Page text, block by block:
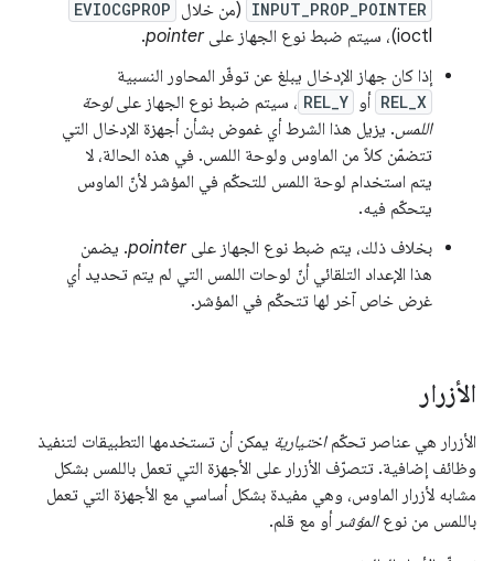
INPUT_PROP_POINTER (من خلال EVIOCGPROP
ioctl)، سيتم ضبط نوع الجهاز على pointer
.
إذا كان جهاز الإدخال يبلغ عن توفّر المحاور النسبية
REL_X أو REL_Y ، سيتم ضبط نوع الجهاز علىلوحة
اللمس. يزيل هذا الشرط أي غموض بشأن أجهزة الإدخال التي
تتضمّن كلاً من الماوس ولوحة اللمس. في هذه الحالة، لا
يتم استخدام لوحة اللمس للتحكّم في المؤشر لأنّ الماوس
يتحكّم فيه.
بخلاف ذلك، يتم ضبط نوع الجهاز علىpointer. يضمن
هذا الإعداد التلقائي أنّ لوحات اللمس التي لم يتم تحديد أي
غرض خاص آخر لها تتحكّم في المؤشر.
الأزرار
الأزرار هي عناصر تحكّماختيارية يمكن أن تستخدمها التطبيقات لتنفيذ
وظائف إضافية. تتصرّف الأزرار على الأجهزة التي تعمل باللمس بشكل
مشابه لأزرار الماوس، وهي مفيدة بشكل أساسي مع الأجهزة التي تعمل
باللمس من نوعالمؤشر أو مع قلم.